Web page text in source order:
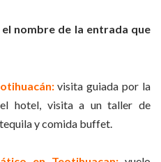
el nombre de la entrada que
visita guiada por la
hotel, visita a un taller de
y comida buffet.